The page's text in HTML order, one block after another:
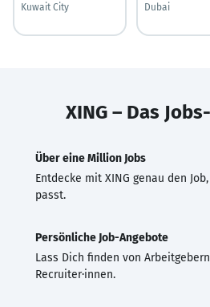
Kuwait City
Dubai
XING – Das
Über eine Million Jobs
Entdecke mit XING genau den
passt.
Persönliche Job-Angebote
Lass Dich finden von
Recruiter·innen.